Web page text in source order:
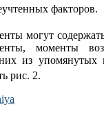
факторов.
могут
моменты
из
рис. 2.